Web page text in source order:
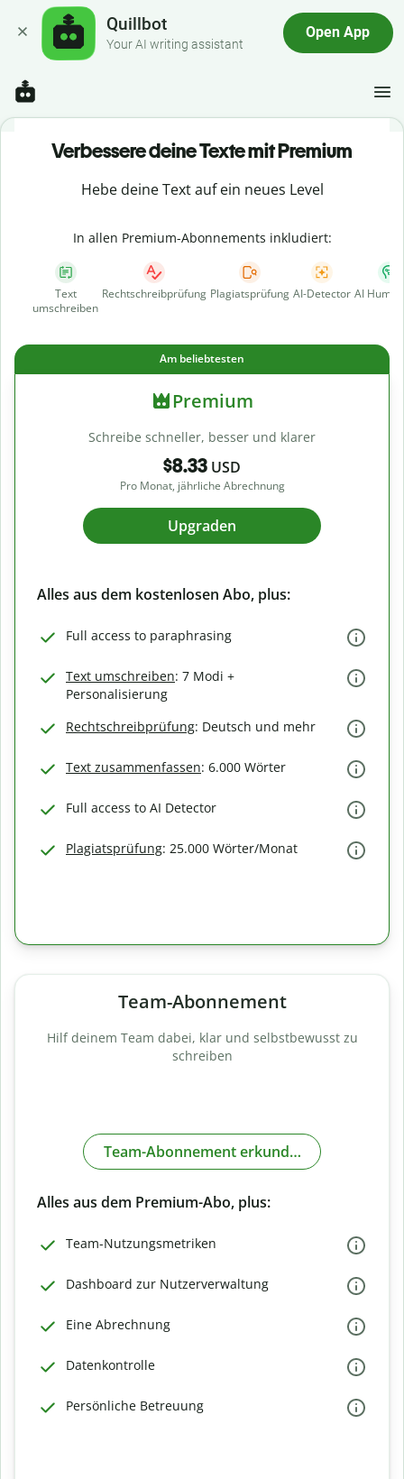
Quillbot
Your AI writing assistant
Open App
Verbessere deine Texte mit Premium
Hebe deine Text auf ein neues Level
In allen Premium-Abonnements inkludiert:
Text
umschreiben
Rechtschreibprüfung Plagiatsprüfung AI-Detector AI
Am beliebtesten
Premium
Schreibe schneller, besser und klarer
$8.33 USD
Pro Monat, jährliche Abrechnung
Upgraden
Alles aus dem kostenlosen Abo, plus:
Full access to paraphrasing
Text umschreiben: 7 Modi +
Personalisierung
Rechtschreibprüfung: Deutsch und mehr
Text zusammenfassen: 6.000 Wörter
Full access to AI Detector
Plagiatsprüfung: 25.000 Wörter/Monat
Team-Abonnement
Hilf deinem Team dabei, klar und selbstbewusst zu
schreiben
Team-Abonnement erkunden
Alles aus dem Premium-Abo, plus:
Team-Nutzungsmetriken
Dashboard zur Nutzerverwaltung
Eine Abrechnung
Datenkontrolle
Persönliche Betreuung